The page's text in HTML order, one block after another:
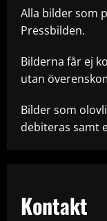
Alla bilder som
Pressbilden.
Bilderna får ej
utan
Bilder som
debiteras samt
Kontakt